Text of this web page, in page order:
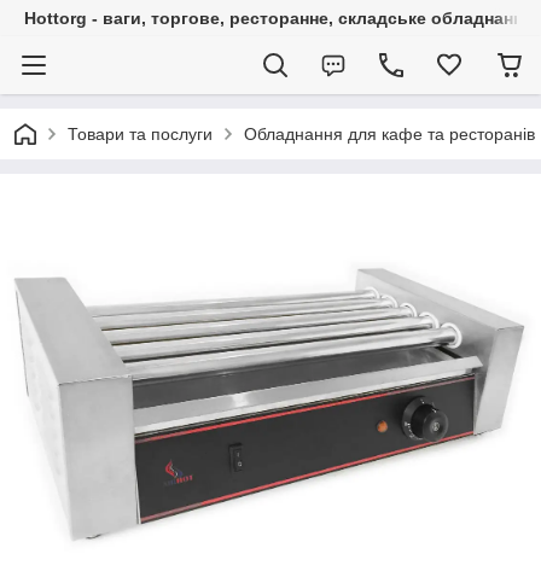
Hottorg - ваги, торгове, ресторанне, складське обладнання
Товари та послуги Обладнання для кафе та ресторанів